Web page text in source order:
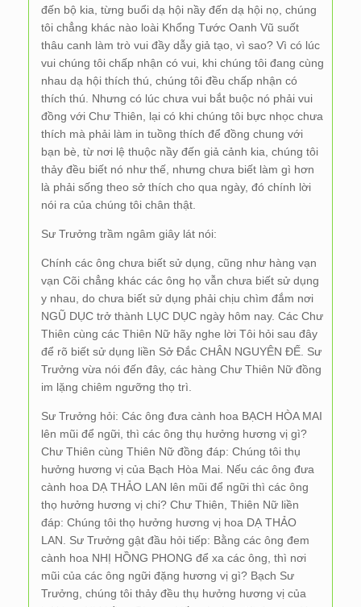
đến bộ kia, từng buổi dạ hội nầy đến dạ hội nọ, chúng
tôi chẳng khác nào loài Khổng Tước Oanh Vũ suốt
thâu canh làm trò vui đầy dẫy giả tạo, vì sao? Vì có lúc
vui chúng tôi chấp nhận có vui, khi chúng tôi đang cùng
nhau dạ hội thích thú, chúng tôi đều chấp nhận có
thích thú. Nhưng có lúc chưa vui bắt buộc nó phải vui
đồng với Chư Thiên, lại có khi chúng tôi bực nhọc chưa
thích mà phải làm in tuồng thích để đồng chung với
bạn bè, từ nơi lệ thuộc nầy đến giả cảnh kia, chúng tôi
thảy đều biết nó như thế, nhưng chưa biết làm gì hơn
là phải sống theo sở thích cho qua ngày, đó chính lời
nói ra của chúng tôi chân thật.
Sư Trưởng trầm ngâm giây lát nói:
Chính các ông chưa biết sử dụng, cũng như hàng vạn
vạn Cõi chẳng khác các ông họ vẫn chưa biết sử dụng
y nhau, do chưa biết sử dụng phải chịu chìm đắm nơi
NGŨ DỤC trở thành LỤC DỤC ngày hôm nay. Các Chư
Thiên cùng các Thiên Nữ hãy nghe lời Tôi hỏi sau đây
để rõ biết sử dụng liền Sở Đắc CHÂN NGUYÊN ĐẾ. Sư
Trưởng vừa nói đến đây, các hàng Chư Thiên Nữ đồng
im lặng chiêm ngưỡng thọ trì.
Sư Trưởng hỏi: Các ông đưa cành hoa BẠCH HÒA MAI
lên mũi để ngữi, thì các ông thụ hưởng hương vị gì?
Chư Thiên cùng Thiên Nữ đồng đáp: Chúng tôi thụ
hưởng hương vị của Bạch Hòa Mai. Nếu các ông đưa
cành hoa DẠ THẢO LAN lên mũi để ngữi thì các ông
thọ hưởng hương vị chi? Chư Thiên, Thiên Nữ liền
đáp: Chúng tôi thọ hưởng hương vị hoa DẠ THẢO
LAN. Sư Trưởng gật đầu hỏi tiếp: Bằng các ông đem
cành hoa NHỊ HỒNG PHONG để xa các ông, thì nơi
mũi của các ông ngữi đặng hương vị gì? Bạch Sư
Trưởng, chúng tôi thảy đều thụ hưởng hương vị của